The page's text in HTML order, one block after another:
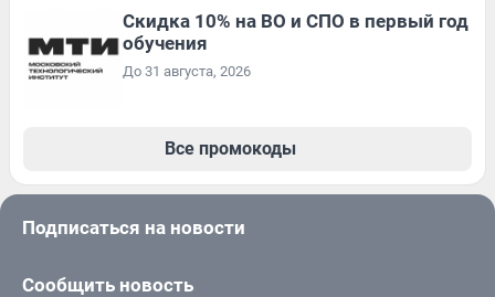
Скидка 10% на ВО и СПО в первый год
обучения
До 31 августа, 2026
Все промокоды
Подписаться на новости
Сообщить новость